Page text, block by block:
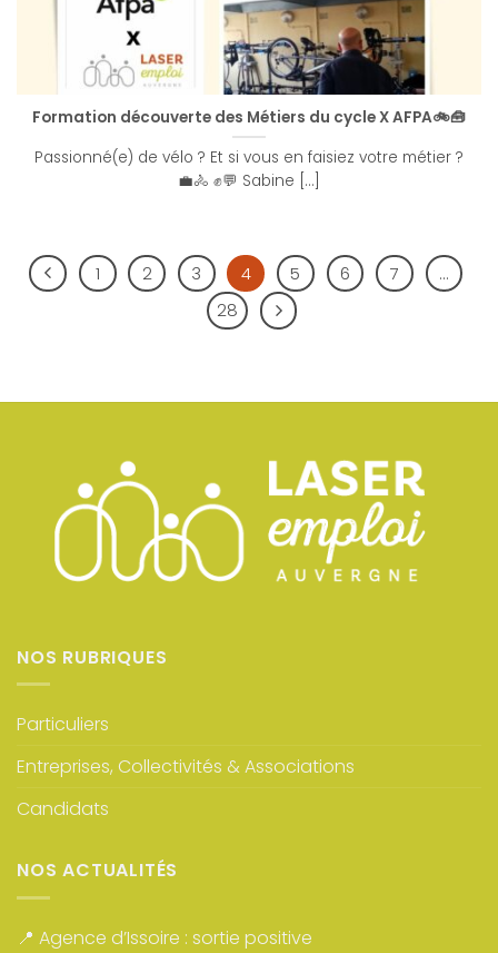
Formation découverte des Métiers du cycle X AFPA🚲🧰
Passionné(e) de vélo ? Et si vous en faisiez votre métier ?
💼🚴 ✊💬 Sabine [...]
1 2 3 4 5 6 7
…
28
NOS RUBRIQUES
Particuliers
Entreprises, Collectivités & Associations
Candidats
NOS ACTUALITÉS
📍 Agence d’Issoire : sortie positive